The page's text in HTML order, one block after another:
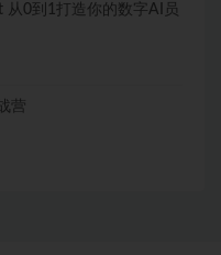
从0到1打造你的数字AI员
营